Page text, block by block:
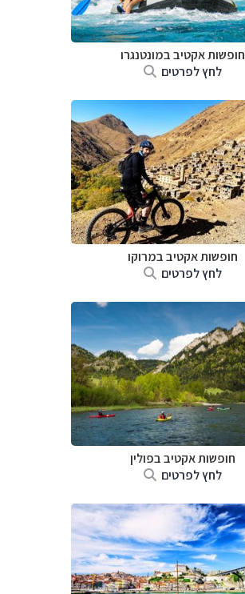
חופשות אקטיב במונטנגרו
לחץ לפרטים
חופשות אקטיב במרוקו
לחץ לפרטים
חופשות אקטיב בפולין
לחץ לפרטים